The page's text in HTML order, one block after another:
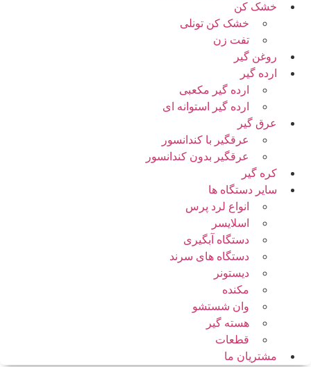
خشک کن
خشک کن تونلی
تفت زن
روغن گیر
ارده گیر
ارده گیر مکعبی
ارده گیر استوانه ای
عرق گیر
عرقگیر با کندانسور
عرقگیر بدون کندانسور
کره گیر
سایر دستگاه ها
انواع لرد پرس
اسلایسر
دستگاه آبگیری
دستگاه های سرند
دیستونر
مکنده
وان شستشو
هسته گیر
قطعات
مشتریان ما